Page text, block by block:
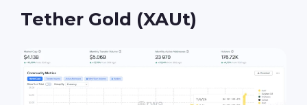
Tether Gold (XAUt)